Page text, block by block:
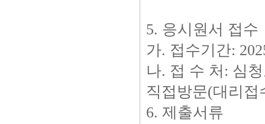
5. 응시원서 접수
가. 접수기간:
나. 접 수 처: 심
직접방문(대리접
6. 제출서류